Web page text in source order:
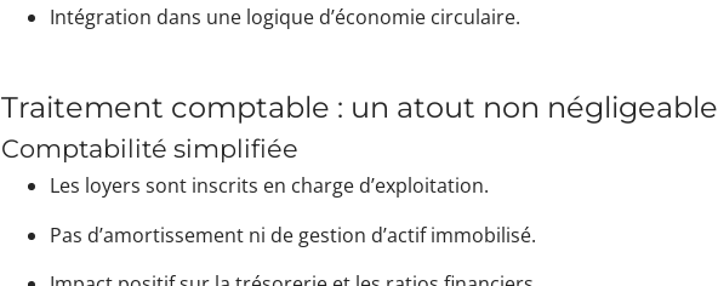
Intégration dans une logique d’économie circulaire.
Traitement comptable : un atout non négligeable
Comptabilité simplifiée
Les loyers sont inscrits en charge d’exploitation.
Pas d’amortissement ni de gestion d’actif immobilisé.